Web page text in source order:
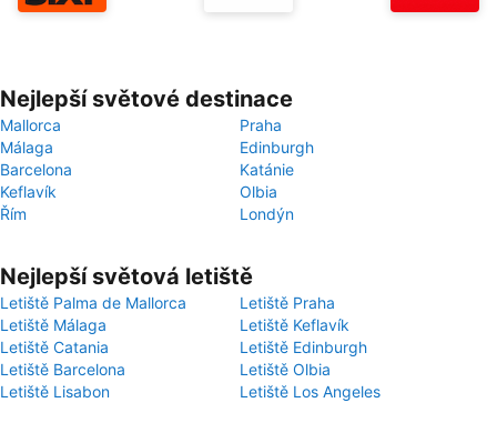
Nejlepší světové destinace
Mallorca
Praha
Málaga
Edinburgh
Barcelona
Katánie
Keflavík
Olbia
Řím
Londýn
Nejlepší světová letiště
Letiště Palma de Mallorca
Letiště Praha
Letiště Málaga
Letiště Keflavík
Letiště Catania
Letiště Edinburgh
Letiště Barcelona
Letiště Olbia
Letiště Lisabon
Letiště Los Angeles